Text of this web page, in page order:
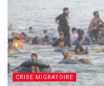
CRISE MIGRATOIRE